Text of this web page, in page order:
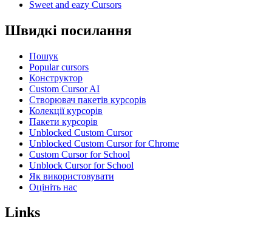
Sweet and eazy Cursors
Швидкі посилання
Пошук
Popular cursors
Конструктор
Custom Cursor AI
Створювач пакетів курсорів
Колекції курсорів
Пакети курсорів
Unblocked Custom Cursor
Unblocked Custom Cursor for Chrome
Custom Cursor for School
Unblock Cursor for School
Як використовувати
Оцініть нас
Links